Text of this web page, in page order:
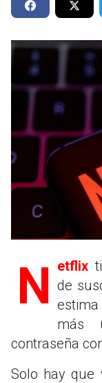
Netflix
de
más
contraseña
Solo hay que